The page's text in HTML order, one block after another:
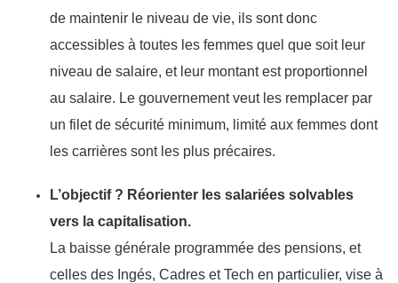
de maintenir le niveau de vie, ils sont donc
accessibles à toutes les femmes quel que soit leur
niveau de salaire, et leur montant est proportionnel
au salaire. Le gouvernement veut les remplacer par
un filet de sécurité minimum, limité aux femmes dont
les carrières sont les plus précaires.
L’objectif ? Réorienter les salariées solvables
vers la capitalisation.
La baisse générale programmée des pensions, et
celles des Ingés, Cadres et Tech en particulier, vise à